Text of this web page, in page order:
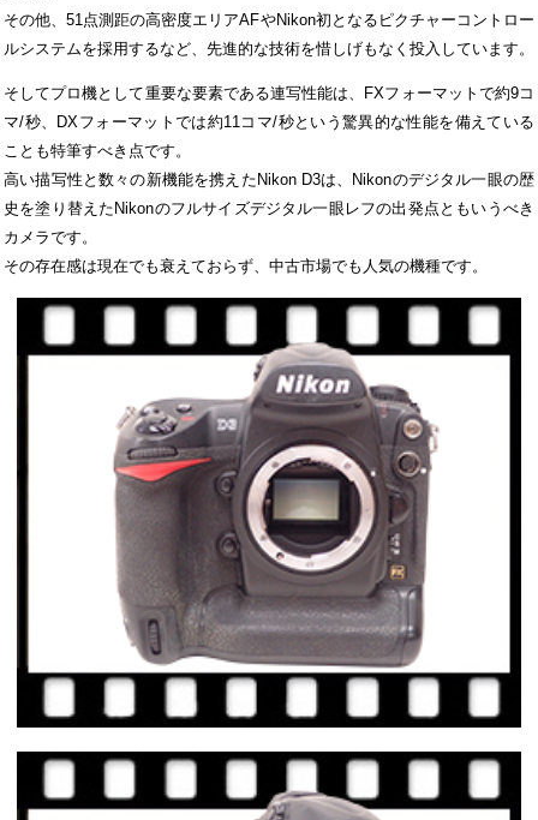
その他、51点測距の高密度エリアAFやNikon初となるピクチャーコントロー
ルシステムを採用するなど、先進的な技術を惜しげもなく投入しています。
そしてプロ機として重要な要素である連写性能は、FXフォーマットで約9コ
マ/秒、DXフォーマットでは約11コマ/秒という驚異的な性能を備えている
ことも特筆すべき点です。
高い描写性と数々の新機能を携えたNikon D3は、Nikonのデジタル一眼の歴
史を塗り替えたNikonのフルサイズデジタル一眼レフの出発点ともいうべき
カメラです。
その存在感は現在でも衰えておらず、中古市場でも人気の機種です。